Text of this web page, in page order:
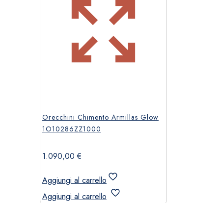
Orecchini Chimento Armillas Glow
1O10286ZZ1000
1.090,00€
Aggiungi al carrello
Aggiungi al carrello